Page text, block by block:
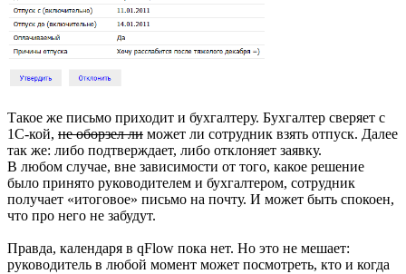
Такое же письмо приходит и бухгалтеру. Бухгалтер сверяет с
1С-кой, не оборзел ли может ли сотрудник взять отпуск. Далее
так же: либо подтверждает, либо отклоняет заявку.
В любом случае, вне зависимости от того, какое решение
было принято руководителем и бухгалтером, сотрудник
получает «итоговое» письмо на почту. И может быть спокоен,
что про него не забудут.
Правда, календаря в qFlow пока нет. Но это не мешает:
руководитель в любой момент может посмотреть, кто и когда